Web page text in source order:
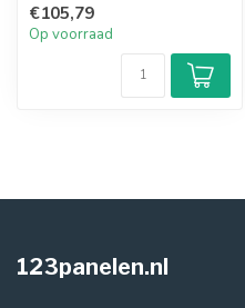
verschill...
€105,79
Op voorraad
123panelen.nl